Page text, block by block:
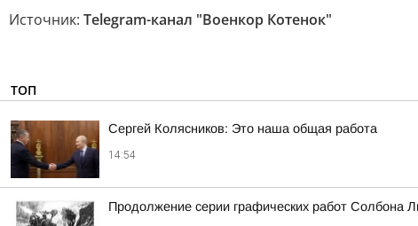
Источник: Telegram-канал "Военкор Котенок"
ТОП
Сергей Колясников: Это наша общая работа
14:54
Продолжение серии графических работ Солбона